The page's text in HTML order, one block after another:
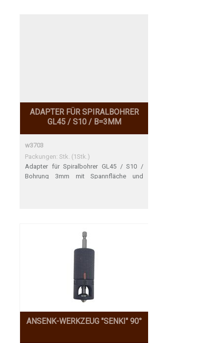
ADAPTER FÜR SPIRALBOHRER
GL45 / S10 / B=3MM
w3703
Packungen: Stk. (1Stk.)
Adapter für Spiralbohrer GL45 / S10 /
Bohrung 3mm mit Spannfläche und
ANSENK-WERKZEUG "SENKI" 90°